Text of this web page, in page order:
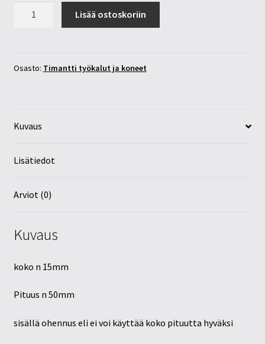
Lisää ostoskoriin
Osasto: Timantti työkalut ja koneet
Kuvaus
Lisätiedot
Arviot (0)
Kuvaus
koko n 15mm
Pituus n 50mm
sisällä ohennus eli ei voi käyttää koko pituutta hyväksi